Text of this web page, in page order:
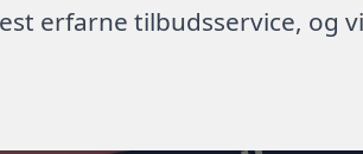
erfarne tilbudsservice, og